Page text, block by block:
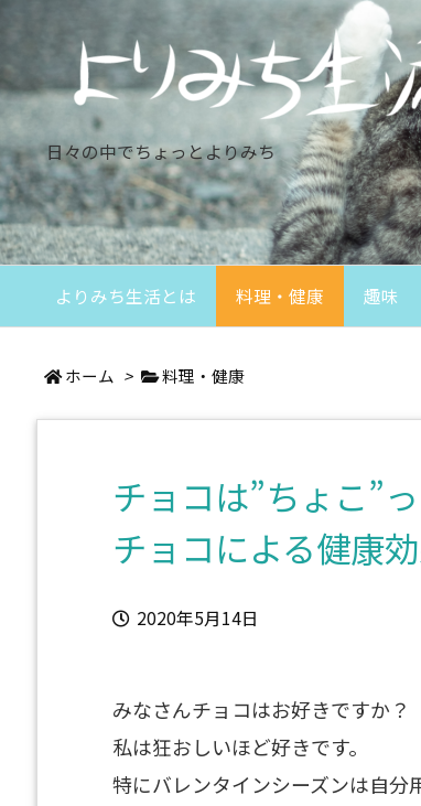
日々の中でちょっとよりみち
よりみち生活とは 料理・健康 趣味
ホーム > 料理・健康
チョコは”ちょこ”
チョコによる健康
2020年5月14日
みなさんチョコはお好きですか？
私は狂おしいほど好きです。
特にバレンタインシーズンは自分